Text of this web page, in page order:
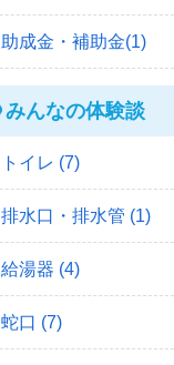
助成金・補助金(1)
みんなの体験談
トイレ (7)
排水口・排水管 (1)
給湯器 (4)
蛇口 (7)